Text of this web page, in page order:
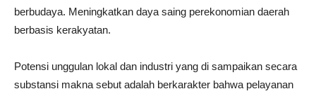
berbudaya. Meningkatkan daya saing perekonomian daerah
berbasis kerakyatan.
Potensi unggulan lokal dan industri yang di sampaikan secara
substansi makna sebut adalah berkarakter bahwa pelayanan